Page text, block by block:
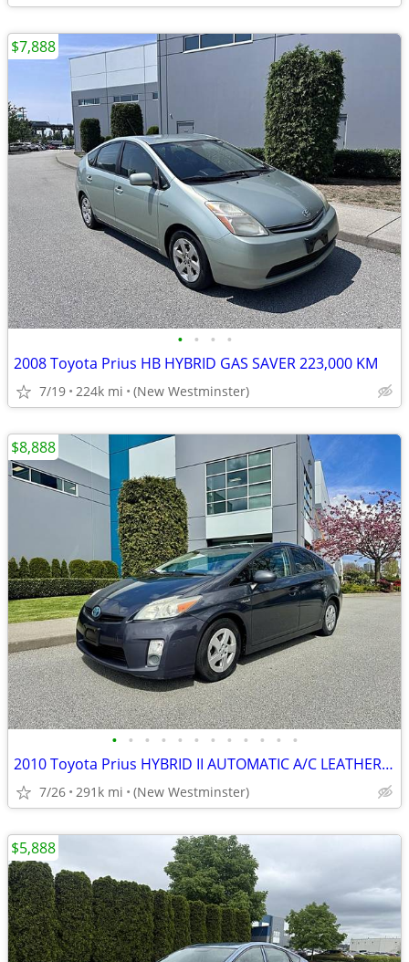
• • • •
2008 Toyota Prius HB HYBRID GAS SAVER 223,000 KM
7/19 224k mi (New Westminster)
$7,888
• • • • • • • • • • • •
2010 Toyota Prius HYBRID II AUTOMATIC A/C LEATHER GAS SAVER!
7/26 291k mi (New Westminster)
$8,888
$5,888